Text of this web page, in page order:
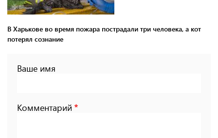
В Харькове во время пожара пострадали три человека, а кот
потерял сознание
Ваше имя
Комментарий